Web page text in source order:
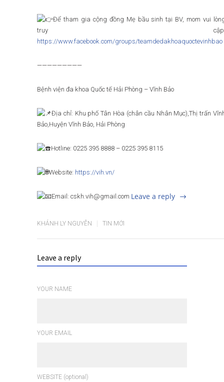
Để tham gia cộng đồng Mẹ bầu sinh tại BV, mom vui
truy
https://www.facebook.com/groups/teamdedakhoaquoctevinhbao
—————————
Bệnh viện đa khoa Quốc tế Hải Phòng – Vĩnh Bảo
Địa chỉ: Khu phố Tân Hòa (chân cầu Nhân Mục),Thị trấn
Bảo,Huyện Vĩnh Bảo, Hải Phòng
Hotline: 0225 395 8888 – 0225 395 8115
Website: https://vih.vn/
Email: cskh.vih@gmail.com Leave a reply
KHÁNH LY NGUYỄN TIN MỚI
Leave a reply
YOUR NAME
YOUR EMAIL
WEBSITE (optional)